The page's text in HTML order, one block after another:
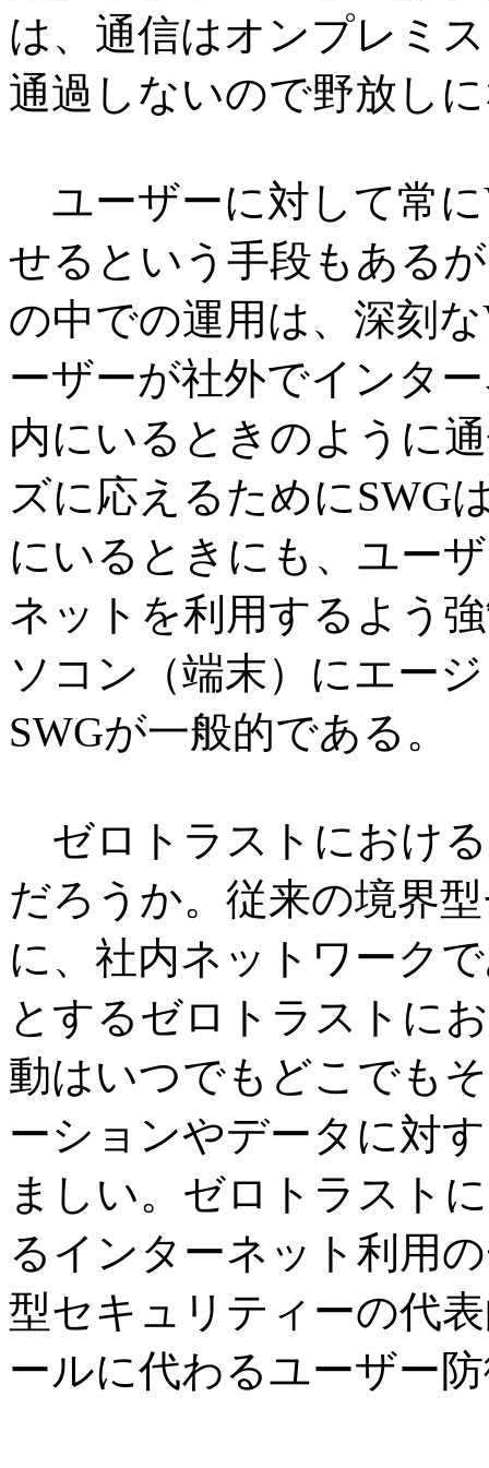
は、通信はオンプレミ
通過しないので野放し
ユーザーに対して常に
せるという手段もある
の中での運用は、深刻
ーザーが社外でインタ
内にいるときのように
ズに応えるためにSWG
にいるときにも、ユー
ネットを利用するよう
ソコン（端末）にエー
SWGが一般的である。
ゼロトラストにおけ
だろうか。従来の境界
に、社内ネットワーク
とするゼロトラストに
動はいつでもどこでも
ーションやデータに対
ましい。ゼロトラスト
るインターネット利用
型セキュリティーの代
ールに代わるユーザー